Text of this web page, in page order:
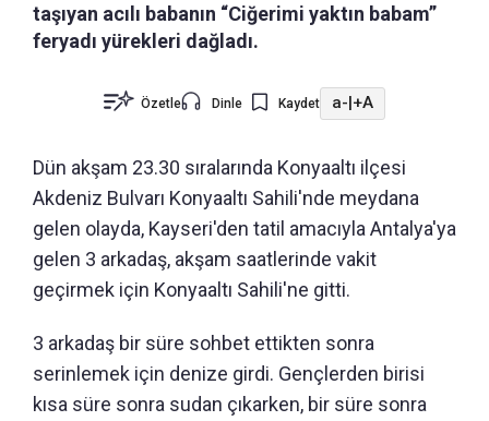
taşıyan acılı babanın “Ciğerimi yaktın babam”
feryadı yürekleri dağladı.
Özetle Dinle Kaydet a-|+A
Dün akşam 23.30 sıralarında Konyaaltı ilçesi
Akdeniz Bulvarı Konyaaltı Sahili'nde meydana
gelen olayda, Kayseri'den tatil amacıyla Antalya'ya
gelen 3 arkadaş, akşam saatlerinde vakit
geçirmek için Konyaaltı Sahili'ne gitti.
3 arkadaş bir süre sohbet ettikten sonra
serinlemek için denize girdi. Gençlerden birisi
kısa süre sonra sudan çıkarken, bir süre sonra